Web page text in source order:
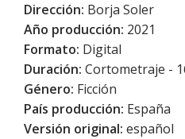
Dirección: Borja Soler
Año producción: 2021
Formato: Digital
Duración: Cortometraje -
Género: Ficción
País producción: España
Versión original: español